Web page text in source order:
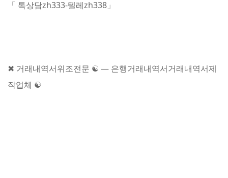
「 톡상담zh333-텔레zh338」
✖ 거래내역서위조전문 ☯ — 은행거래내역서거래내역서제
작업체 ☯